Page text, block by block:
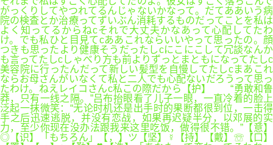
がっくりしてやつれてるんじゃないかなって。だてああいう病
院の検査とか治療ってずいぶん消耗するものだってことを私は
よく知ってるからねcそれで大丈夫かなあって心配してたわ
け。でも私ひと目見てcああこれならいいやって思ったの。顔
つきも思ったより健康そうだったしcにこにこして冗談なんか
も言ってたしcしゃべり方も前よりずっとまともになってたしc
美容院に行ったんだって新しい髪型を自慢してたしcまあこれ
ならお母さんがいなくて私と二人でも心配ないだろうって思っ
たわけ。ねえレイコさんc私この際だから【护】 “勇敢和鲁
莽，只有一线之隔。”吕布抬眼看了儿子一眼，一直冷着的脸上
泛起一抹微笑：“无论时机还是出手时的果断都很到位，一击得
手之后迅速逃脱，并没有恋战，如果再迟疑半分，以邓展的实
力，至少你现在没办法跟我来这里吃饭，做得很不错。”【意】
◎【识】「もちろん」【，】ツ【坚】☿【持】【戴】☏【口】